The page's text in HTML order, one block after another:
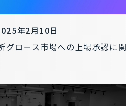
年2月10日
グロース市場への上場承認に関